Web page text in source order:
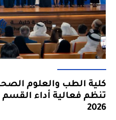
كلية الطب والعلوم
تنظم فعالية أداء
2026